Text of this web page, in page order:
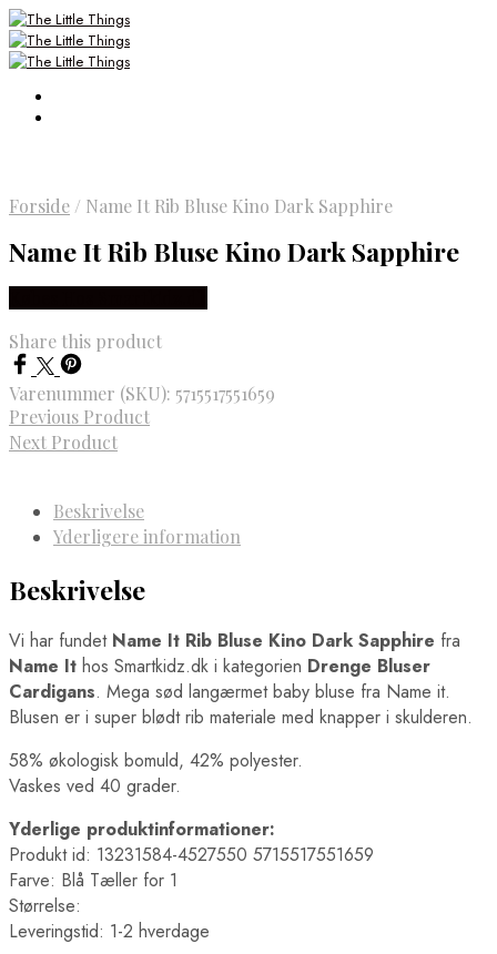
Forside / Name It Rib Bluse Kino Dark Sapphire
Name It Rib Bluse Kino Dark Sapphire
Share this product
Varenummer (SKU): 5715517551659
Previous Product
Next Product
Beskrivelse
Yderligere information
Beskrivelse
Vi har fundet Name It Rib Bluse Kino Dark Sapphire fra
Name It hos Smartkidz.dk i kategorien Drenge Bluser
Cardigans. Mega sød langærmet baby bluse fra Name it.
Blusen er i super blødt rib materiale med knapper i skulderen.
58% økologisk bomuld, 42% polyester.
Vaskes ved 40 grader.
Yderlige produktinformationer:
Produkt id: 13231584-4527550 5715517551659
Farve: Blå Tæller for 1
Størrelse:
Leveringstid: 1-2 hverdage